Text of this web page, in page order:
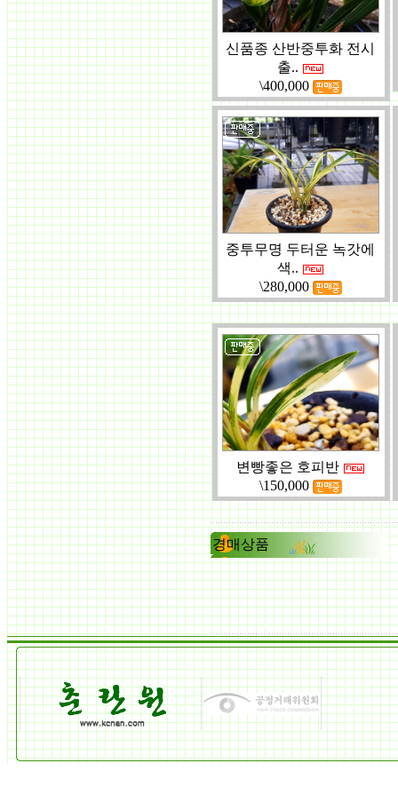
신품종 산반중투화 전시
출..
\400,000
중투무명 두터운 녹갓에
색..
\280,000
변빵좋은 호피반
\150,000
경매상품